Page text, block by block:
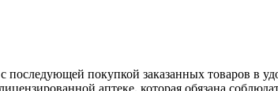
последующей покупкой заказанных товаров в
аптеке, которая обязана